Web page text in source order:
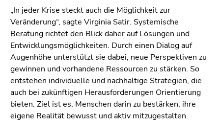
„In jeder Krise steckt auch die Möglichkeit zur
Veränderung“, sagte Virginia Satir. Systemische
Beratung richtet den Blick daher auf Lösungen und
Entwicklungsmöglichkeiten. Durch einen Dialog auf
Augenhöhe unterstützt sie dabei, neue Perspektiven zu
gewinnen und vorhandene Ressourcen zu stärken. So
entstehen individuelle und nachhaltige Strategien, die
auch bei zukünftigen Herausforderungen Orientierung
bieten. Ziel ist es, Menschen darin zu bestärken, ihre
eigene Realität bewusst und aktiv mitzugestalten.